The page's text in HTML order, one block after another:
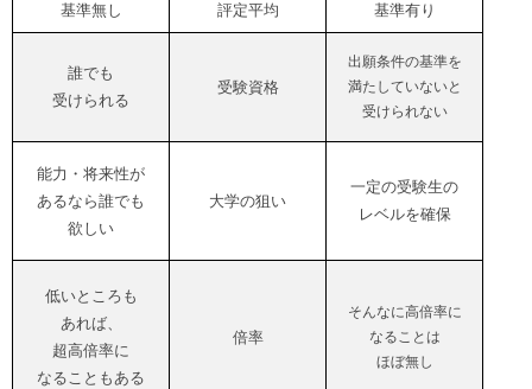
基準無し 評定平均 基準有り
誰でも
受けられる
受験資格
出願条件の基準を
満たしていないと
受けられない
能力・将来性が
あるなら誰でも
欲しい
大学の狙い
一定の受験生の
レベルを確保
低いところも
あれば、
超高倍率に
なることもある
倍率
そんなに高倍率に
なることは
ほぼ無し